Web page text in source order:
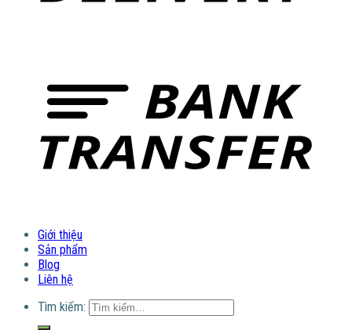
Giới thiệu
Sản phẩm
Blog
Liên hệ
Tìm kiếm: